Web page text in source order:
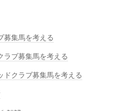
募集馬を考える
ラブ募集馬を考える
ドクラブ募集馬を考える